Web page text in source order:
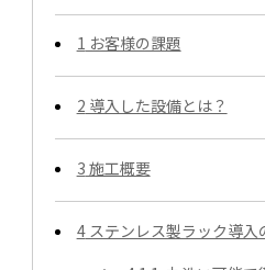
1 お客様の課題
2 導入した設備とは？
3 施工概要
4ステンレス製ラック導入